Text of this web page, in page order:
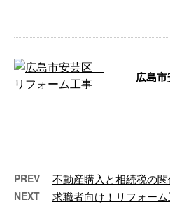
広島
PREV 不動産購入と相続税の
NEXT 求職者向け！リフォー